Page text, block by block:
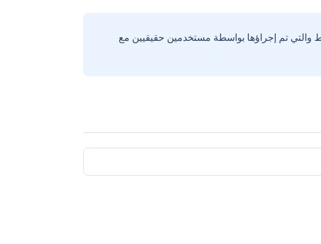
والتي تم إجراؤها بواسطة مستخدمين حقيقيين مع